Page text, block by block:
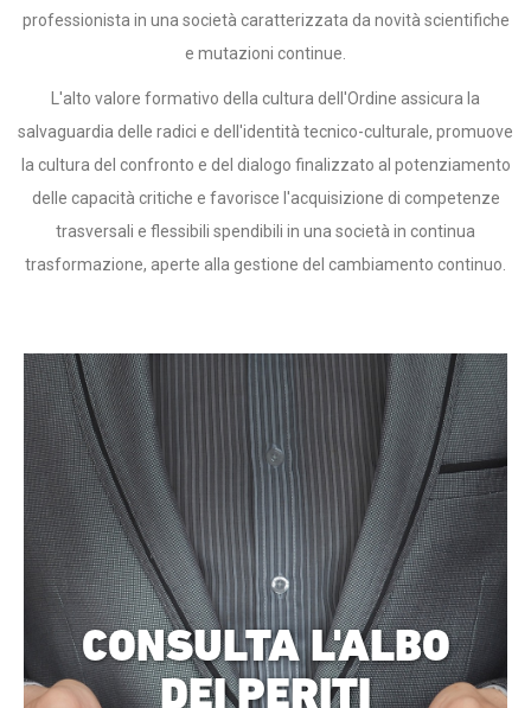
professionista in una società caratterizzata da novità scientifiche
e mutazioni continue.
L'alto valore formativo della cultura dell'Ordine assicura la
salvaguardia delle radici e dell'identità tecnico-culturale, promuove
la cultura del confronto e del dialogo finalizzato al potenziamento
delle capacità critiche e favorisce l'acquisizione di competenze
trasversali e flessibili spendibili in una società in continua
trasformazione, aperte alla gestione del cambiamento continuo.
CONSULTA L'ALBO
DEI PERITI